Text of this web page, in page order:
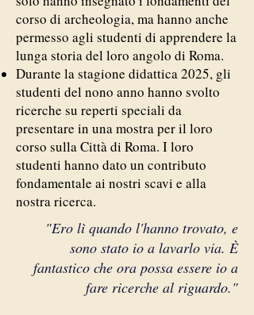
corso di archeologia, ma hanno anche
permesso agli studenti di apprendere la
lunga storia del loro angolo di Roma.
Durante la stagione didattica 2025, gli
studenti del nono anno hanno svolto
ricerche su reperti speciali da
presentare in una mostra per il loro
corso sulla Città di Roma. I loro
studenti hanno dato un contributo
fondamentale ai nostri scavi e alla
nostra ricerca.
"Ero lì quando l'hanno trovato, e
sono stato io a lavarlo via. È
fantastico che ora possa essere io a
fare ricerche al riguardo."